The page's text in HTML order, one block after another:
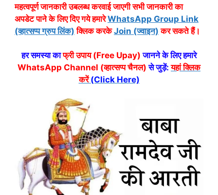
महत्वपूर्ण जानकारी उबलब्ध करवाई जाएगी सभी जानकारी का
अपडेट पाने के लिए दिए गये हमारेWhatsApp Group Link
(व्हात्सप्प ग्रुप लिंक) क्लिक करकेJoin (ज्वाइन) कर सकते हैं।
हर समस्या काफ्री उपाय (Free Upay) जानने के लिए हमारे
WhatsApp Channel (व्हात्सप्प चैनल) से जुड़ें:यहां क्लिक
करें(Click Here)